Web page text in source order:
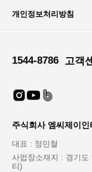
개인정보처리방침
1544-8786 고객
주식회사 엠씨제이
대표 : 정민철
사업장소재지 : 경기도
티)